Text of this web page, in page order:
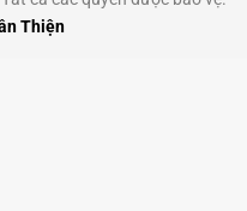
Delivery
Thiện